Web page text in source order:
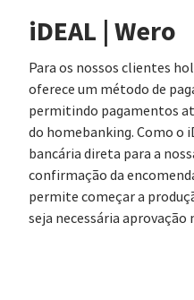
iDEAL | Wero
Para os nossos clientes
oferece um método de
permitindo pagamentos
do homebanking. Como o
bancária direta para a
confirmação da
permite começar a
seja necessária aprovação